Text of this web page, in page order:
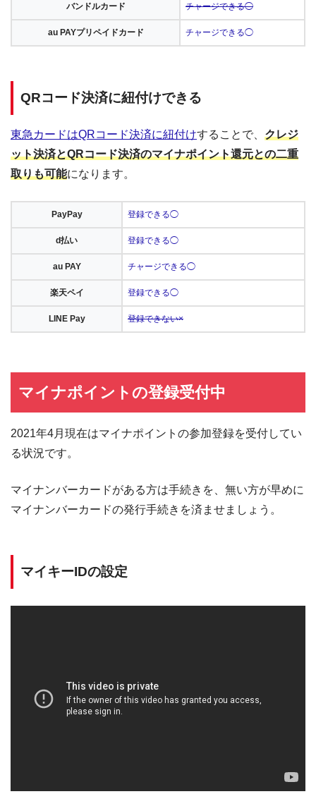
バンドルカード チャージできる◯
au PAYプリペイドカード チャージできる◯
QRコード決済に紐付けできる
東急カードはQRコード決済に紐付けすることで、 クレジ
ット決済とQRコード決済のマイナポイント還元との二重
取りも可能になります。
PayPay 登録できる◯
d払い 登録できる◯
au PAY チャージできる◯
楽天ペイ 登録できる◯
LINE Pay 登録できない×
マイナポイントの登録受付中
2021年4月現在はマイナポイントの参加登録を受付してい
る状況です。
マイナンバーカードがある方は手続きを、無い方が早めに
マイナンバーカードの発行手続きを済ませましょう。
マイキーIDの設定